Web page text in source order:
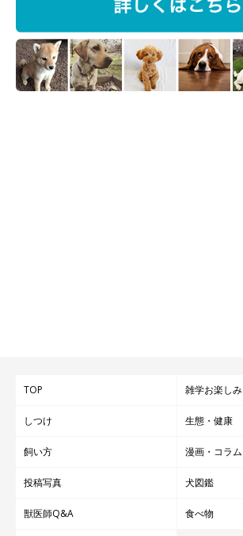
TOP 雑学お楽しみ
しつけ 生態・健康
飼い方 漫画・コラム
投稿写真 犬図鑑
獣医師Q&A 食べ物